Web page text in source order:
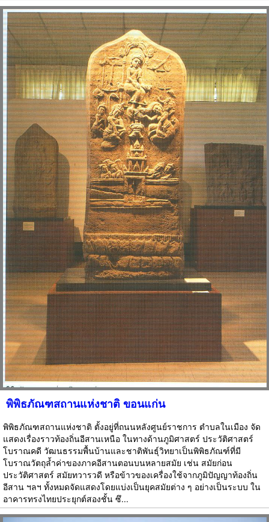
พิพิธภัณฑสถานแห่งชาติ ขอนแก่น
พิพิธภัณฑสถานแห่งชาติ ตั้งอยู่ที่ถนนหลังศูนย์ราชการ ตำบลในเมือง จัด
แสดงเรื่องราวท้องถิ่นอีสานเหนือ ในทางด้านภูมิศาสตร์ ประวัติศาสตร์
โบราณคดี วัฒนธรรมพื้นบ้านและชาติพันธุ์วิทยาเป็นพิพิธภัณฑ์ที่มี
โบราณวัตถุล้ำค่าของภาคอีสานตอนบนหลายสมัย เช่น สมัยก่อน
ประวัติศาสตร์ สมัยทวารวดี หรือข้าวของเครื่องใช้จากภูมิปัญญาท้องถิ่น
อีสาน ฯลฯ ทั้งหมดจัดแสดงโดยแบ่งเป็นยุคสมัยต่าง ๆ อย่างเป็นระบบ ใน
อาคารทรงไทยประยุกต์สองชั้น ซึ...